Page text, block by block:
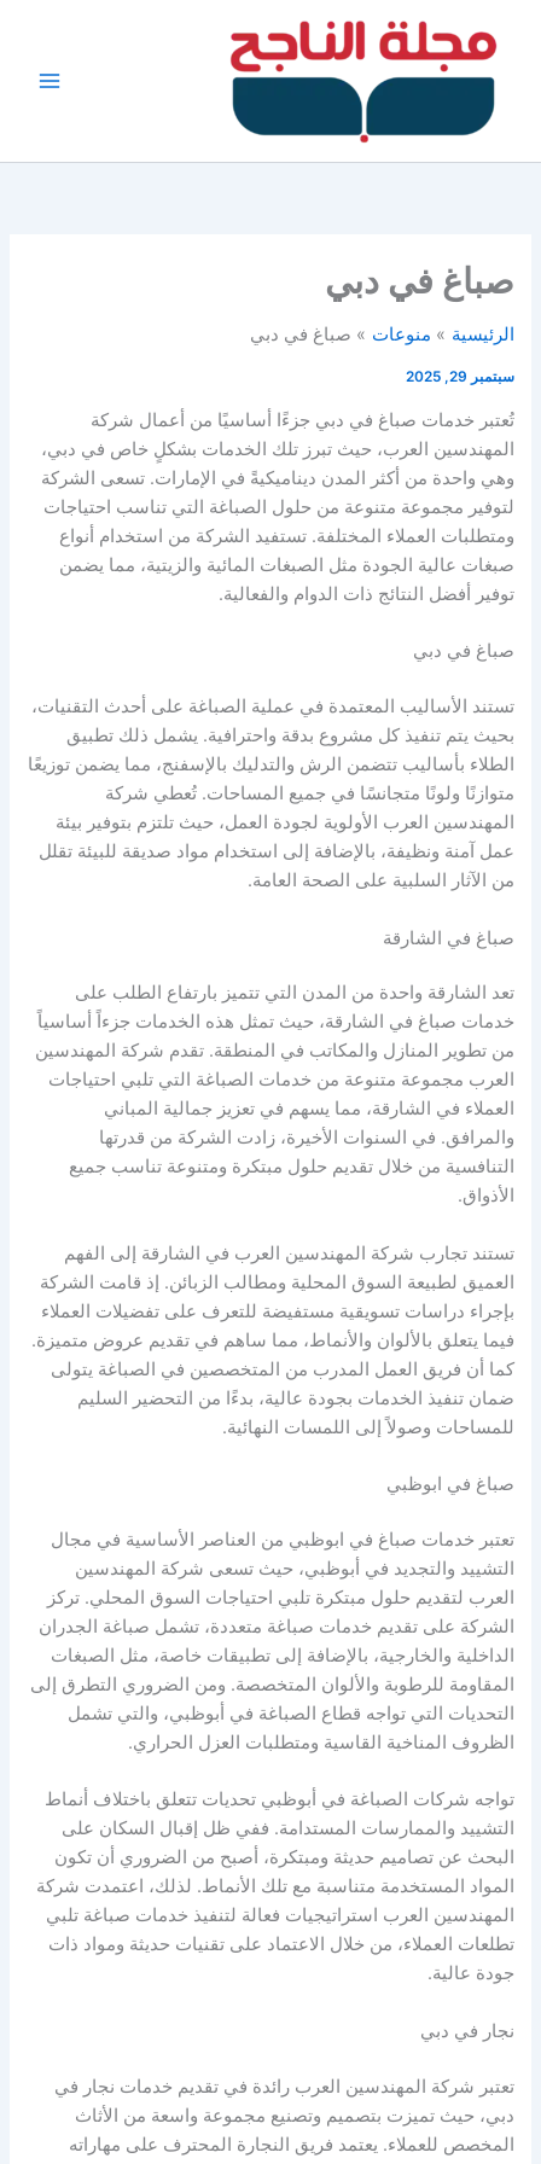
صباغ في دبي
الرئيسية منوعات صباغ في دبي
سبتمبر 29, 2025
تُعتبر خدمات صباغ في دبي جزءًا أساسيًا من أعمال شركة
المهندسين العرب، حيث تبرز تلك الخدمات بشكلٍ خاص في دبي،
وهي واحدة من أكثر المدن ديناميكيةً في الإمارات. تسعى الشركة
لتوفير مجموعة متنوعة من حلول الصباغة التي تناسب احتياجات
ومتطلبات العملاء المختلفة. تستفيد الشركة من استخدام أنواع
صبغات عالية الجودة مثل الصبغات المائية والزيتية، مما يضمن
توفير أفضل النتائج ذات الدوام والفعالية.
صباغ في دبي
تستند الأساليب المعتمدة في عملية الصباغة على أحدث التقنيات،
بحيث يتم تنفيذ كل مشروع بدقة واحترافية. يشمل ذلك تطبيق
الطلاء بأساليب تتضمن الرش والتدليك بالإسفنج، مما يضمن توزيعًا
متوازنًا ولونًا متجانسًا في جميع المساحات. تُعطي شركة
المهندسين العرب الأولوية لجودة العمل، حيث تلتزم بتوفير بيئة
عمل آمنة ونظيفة، بالإضافة إلى استخدام مواد صديقة للبيئة تقلل
من الآثار السلبية على الصحة العامة.
صباغ في الشارقة
تعد الشارقة واحدة من المدن التي تتميز بارتفاع الطلب على
خدمات صباغ في الشارقة، حيث تمثل هذه الخدمات جزءاً أساسياً
من تطوير المنازل والمكاتب في المنطقة. تقدم شركة المهندسين
العرب مجموعة متنوعة من خدمات الصباغة التي تلبي احتياجات
العملاء في الشارقة، مما يسهم في تعزيز جمالية المباني
والمرافق. في السنوات الأخيرة، زادت الشركة من قدرتها
التنافسية من خلال تقديم حلول مبتكرة ومتنوعة تناسب جميع
الأذواق.
تستند تجارب شركة المهندسين العرب في الشارقة إلى الفهم
العميق لطبيعة السوق المحلية ومطالب الزبائن. إذ قامت الشركة
بإجراء دراسات تسويقية مستفيضة للتعرف على تفضيلات العملاء
فيما يتعلق بالألوان والأنماط، مما ساهم في تقديم عروض متميزة.
كما أن فريق العمل المدرب من المتخصصين في الصباغة يتولى
ضمان تنفيذ الخدمات بجودة عالية، بدءًا من التحضير السليم
للمساحات وصولاً إلى اللمسات النهائية.
صباغ في ابوظبي
تعتبر خدمات صباغ في ابوظبي من العناصر الأساسية في مجال
التشييد والتجديد في أبوظبي، حيث تسعى شركة المهندسين
العرب لتقديم حلول مبتكرة تلبي احتياجات السوق المحلي. تركز
الشركة على تقديم خدمات صباغة متعددة، تشمل صباغة الجدران
الداخلية والخارجية، بالإضافة إلى تطبيقات خاصة، مثل الصبغات
المقاومة للرطوبة والألوان المتخصصة. ومن الضروري التطرق إلى
التحديات التي تواجه قطاع الصباغة في أبوظبي، والتي تشمل
الظروف المناخية القاسية ومتطلبات العزل الحراري.
تواجه شركات الصباغة في أبوظبي تحديات تتعلق باختلاف أنماط
التشييد والممارسات المستدامة. ففي ظل إقبال السكان على
البحث عن تصاميم حديثة ومبتكرة، أصبح من الضروري أن تكون
المواد المستخدمة متناسبة مع تلك الأنماط. لذلك، اعتمدت شركة
المهندسين العرب استراتيجيات فعالة لتنفيذ خدمات صباغة تلبي
تطلعات العملاء، من خلال الاعتماد على تقنيات حديثة ومواد ذات
جودة عالية.
نجار في دبي
تعتبر شركة المهندسين العرب رائدة في تقديم خدمات نجار في
دبي، حيث تميزت بتصميم وتصنيع مجموعة واسعة من الأثاث
المخصص للعملاء. يعتمد فريق النجارة المحترف على مهاراته